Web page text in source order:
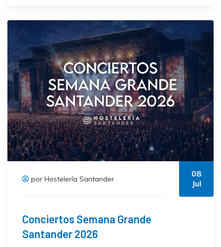
por Hostelería Santander
08
Jul
Conciertos Semana Grande
Santander 2026